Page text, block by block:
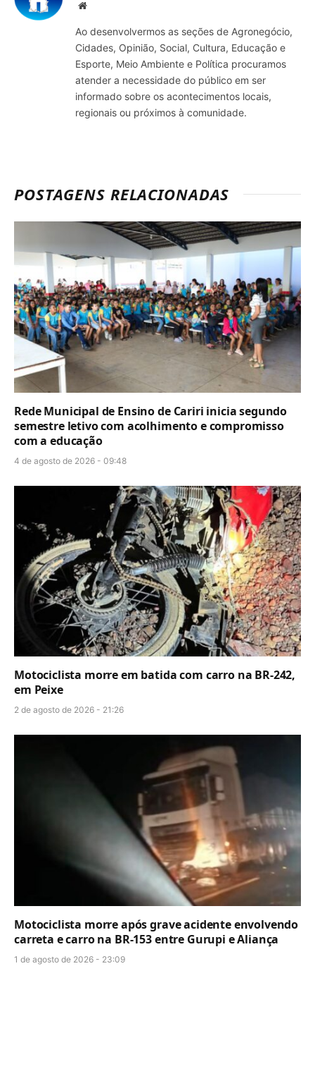
Site
Ao desenvolvermos as seções de Agronegócio,
Cidades, Opinião, Social, Cultura, Educação e
Esporte, Meio Ambiente e Política procuramos
atender a necessidade do público em ser
informado sobre os acontecimentos locais,
regionais ou próximos à comunidade.
POSTAGENS RELACIONADAS
Rede Municipal de Ensino de Cariri inicia segundo
semestre letivo com acolhimento e compromisso
com a educação
4 de agosto de 2026 - 09:48
Motociclista morre em batida com carro na BR-242,
em Peixe
2 de agosto de 2026 - 21:26
Motociclista morre após grave acidente envolvendo
carreta e carro na BR-153 entre Gurupi e Aliança
1 de agosto de 2026 - 23:09